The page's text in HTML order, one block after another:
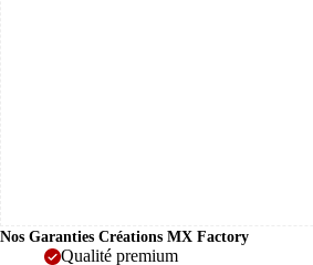
Nos Garanties Créations MX Factory
Qualité premium